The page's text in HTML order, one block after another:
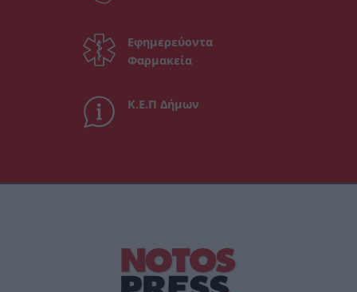
Εφημερεύοντα
Φαρμακεία
Κ.Ε.Π Δήμων